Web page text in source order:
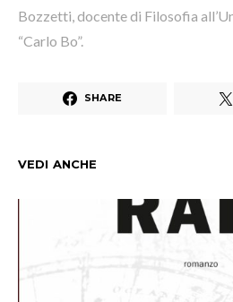
Bozzetti, docente di Filosofia
“Carlo Bo”.
SHARE
VEDI ANCHE